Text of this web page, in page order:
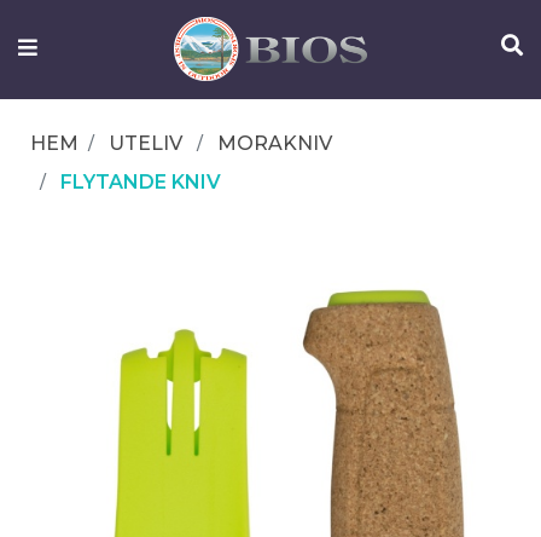
FISKEUTRUSTNING
OM
IFISH
HEM UTELIV
MORAKNIV
FLYTANDE KNIV